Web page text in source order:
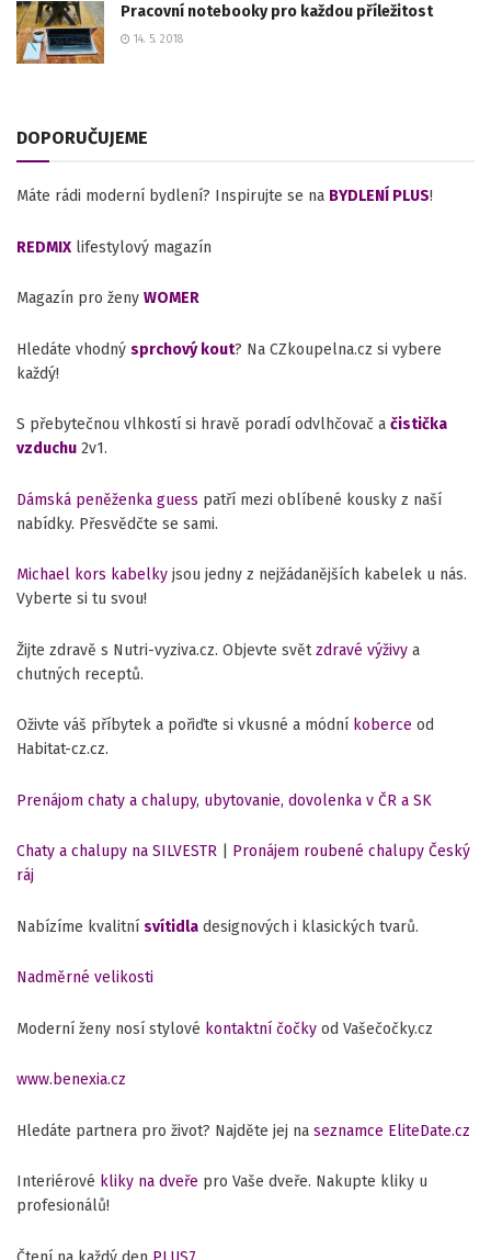
Pracovní notebooky pro každou příležitost
14. 5. 2018
DOPORUČUJEME
Máte rádi moderní bydlení? Inspirujte se na BYDLENÍ PLUS!
REDMIX lifestylový magazín
Magazín pro ženy WOMER
Hledáte vhodný sprchový kout? Na CZkoupelna.cz si vybere
každý!
S přebytečnou vlhkostí si hravě poradí odvlhčovač a čistička
vzduchu 2v1.
Dámská peněženka guess patří mezi oblíbené kousky z naší
nabídky. Přesvědčte se sami.
Michael kors kabelky jsou jedny z nejžádanějších kabelek u nás.
Vyberte si tu svou!
Žijte zdravě s Nutri-vyziva.cz. Objevte světzdravé výživy a
chutných receptů.
Oživte váš příbytek a pořiďte si vkusné a módní koberce od
Habitat-cz.cz.
Prenájom chaty a chalupy, ubytovanie, dovolenka v ČR a SK
Chaty a chalupy na SILVESTR
Pronájem roubené chalupy Český
ráj
Nabízíme kvalitní svítidla designových i klasických tvarů.
Nadměrné velikosti
Moderní ženy nosí stylové kontaktní čočky od Vašečočky.cz
www.benexia.cz
Hledáte partnera pro život? Najděte jej na seznamce EliteDate.cz
Interiérové kliky na dveře pro Vaše dveře. Nakupte kliky u
profesionálů!